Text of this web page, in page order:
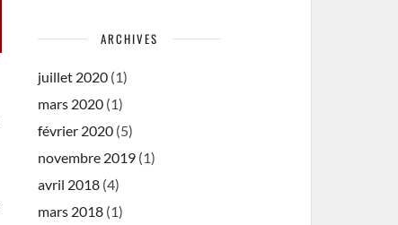
ARCHIVES
juillet 2020 (1)
mars 2020 (1)
février 2020 (5)
novembre 2019 (1)
avril 2018 (4)
mars 2018 (1)